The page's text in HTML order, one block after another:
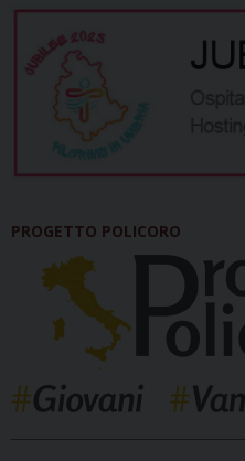
PROGETTO POLICORO